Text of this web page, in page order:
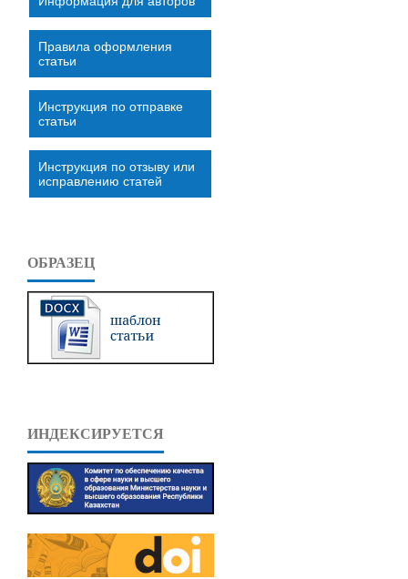
Правила оформления
статьи
Инструкция по отправке
статьи
Инструкция по отзыву или
исправлению статей
ОБРАЗЕЦ
ИНДЕКСИРУЕТСЯ